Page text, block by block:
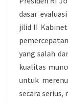
dasar
jilid II
yang salah
kualitas
untuk
secara serius,